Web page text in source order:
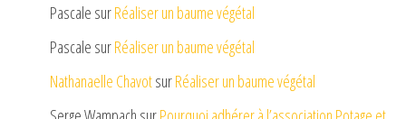
Pascale surRéaliser un baume végétal
Pascale surRéaliser un baume végétal
Nathanaelle ChavotsurRéaliser un baume végétal